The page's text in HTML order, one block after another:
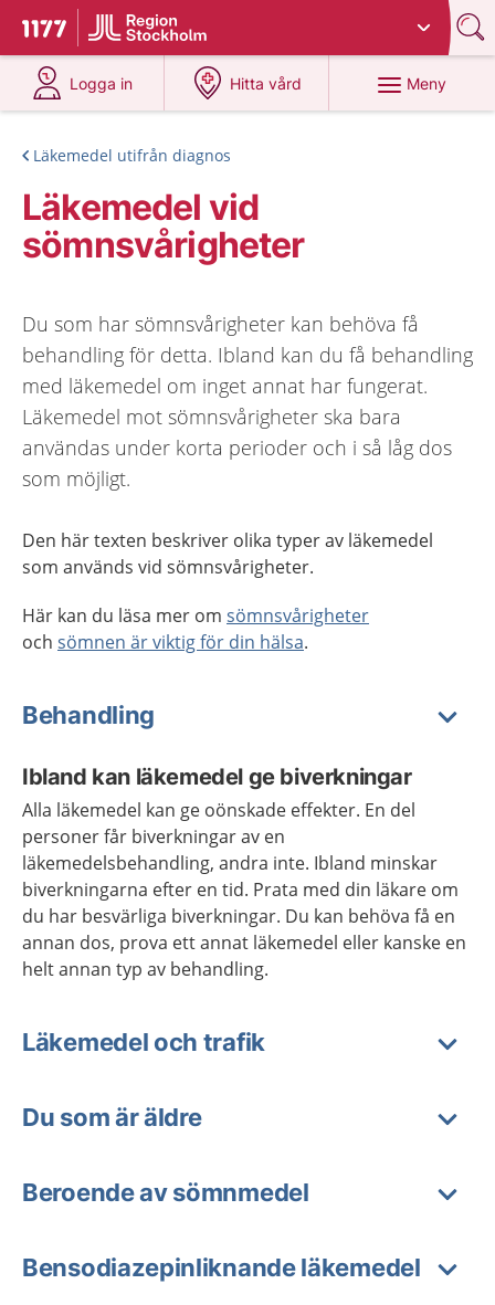
Till startsidan för 1177
Du har valt region
Logga in
på 1177.se
Hitta vård
på 1177.se
Meny
Läkemedel utifrån diagnos
Läkemedel vid
sömnsvårigheter
Du som har sömnsvårigheter kan behöva få
behandling för detta. Ibland kan du få behandling
med läkemedel om inget annat har fungerat.
Läkemedel mot sömnsvårigheter ska bara
användas under korta perioder och i så låg dos
som möjligt.
Den här texten beskriver olika typer av läkemedel
som används vid sömnsvårigheter.
Här kan du läsa mer om sömnsvårigheter
och sömnen är viktig för din hälsa.
Behandling
Ibland kan läkemedel ge biverkningar
Alla läkemedel kan ge oönskade effekter. En del
personer får biverkningar av en
läkemedelsbehandling, andra inte. Ibland minskar
biverkningarna efter en tid. Prata med din läkare om
du har besvärliga biverkningar. Du kan behöva få en
annan dos, prova ett annat läkemedel eller kanske en
helt annan typ av behandling.
Läkemedel och trafik
Du som är äldre
Beroende av sömnmedel
Bensodiazepinliknande läkemedel